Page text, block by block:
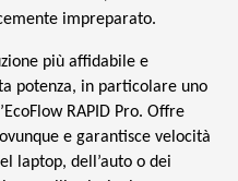
impreparato.
più affidabile e
potenza, in particolare uno
RAPID Pro. Offre
e garantisce velocità
laptop, dell’auto o dei